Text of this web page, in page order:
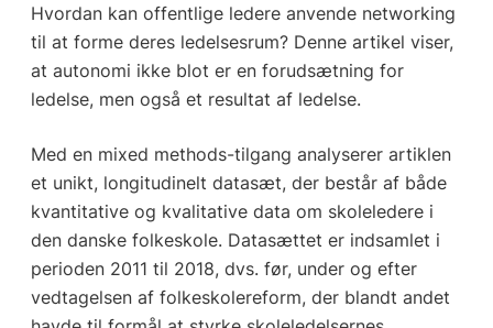
Hvordan kan offentlige ledere anvende networking
til at forme deres ledelsesrum? Denne artikel viser,
at autonomi ikke blot er en forudsætning for
ledelse, men også et resultat af ledelse.
Med en mixed methods-tilgang analyserer artiklen
et unikt, longitudinelt datasæt, der består af både
kvantitative og kvalitative data om skoleledere i
den danske folkeskole. Datasættet er indsamlet i
perioden 2011 til 2018, dvs. før, under og efter
vedtagelsen af folkeskolereform, der blandt andet